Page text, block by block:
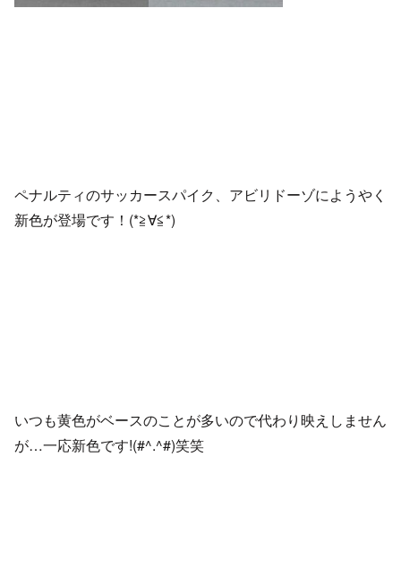
ペナルティのサッカースパイク、アビリドーゾにようやく
新色が登場です！(*≧∀≦*)
いつも黄色がベースのことが多いので代わり映えしません
が…一応新色です!(#^.^#)笑笑